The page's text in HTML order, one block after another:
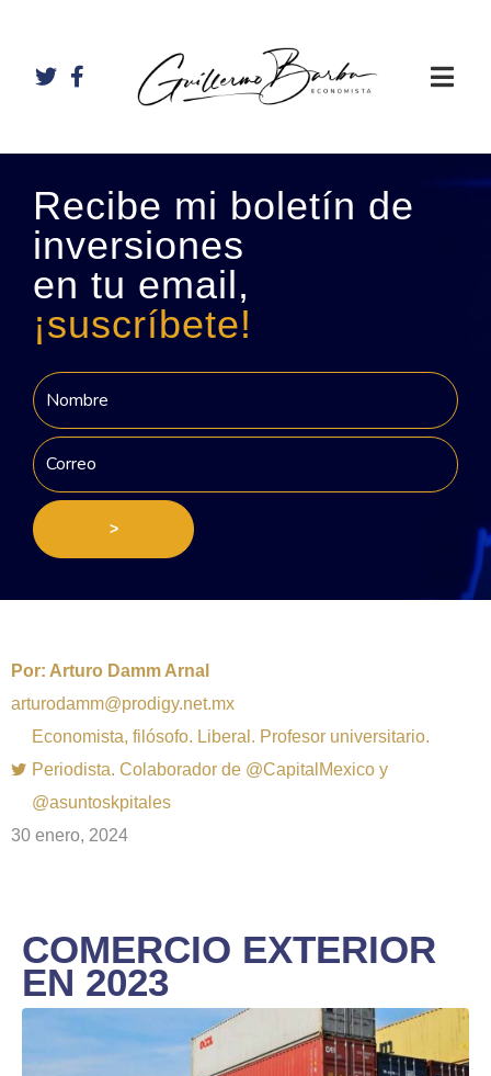
Recibe mi boletín de
inversiones
en tu email,
¡suscríbete!
>
Por: Arturo Damm Arnal
arturodamm@prodigy.net.mx
Economista, filósofo. Liberal. Profesor universitario.
Periodista. Colaborador de @CapitalMexico y
@asuntoskpitales
30 enero, 2024
COMERCIO EXTERIOR
EN 2023